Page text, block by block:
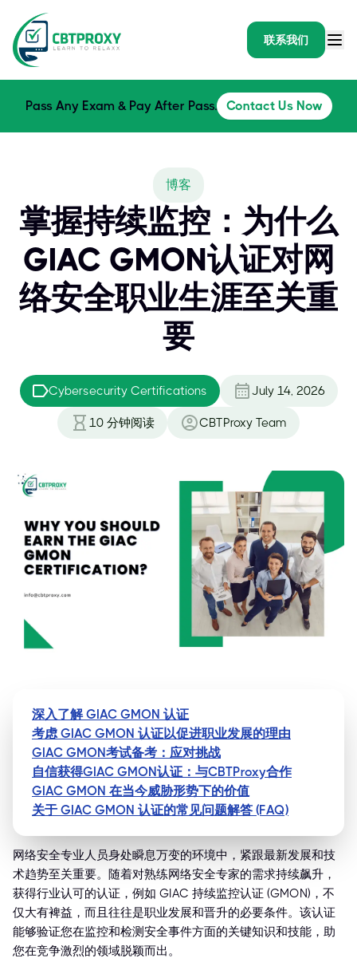
联系我们
Pass Any Exam & Pay After Pass. Contact Us Now
博客
掌握持续监控：为什么
GIAC GMON认证对网
络安全职业生涯至关重
要
Cybersecurity Certifications July 14, 2026
10 分钟阅读 CBTProxy Team
深入了解 GIAC GMON 认证
考虑 GIAC GMON 认证以促进职业发展的理由
GIAC GMON考试备考：应对挑战
自信获得GIAC GMON认证：与CBTProxy合作
GIAC GMON 在当今威胁形势下的价值
关于 GIAC GMON 认证的常见问题解答 (FAQ)
网络安全专业人员身处瞬息万变的环境中，紧跟最新发展和技
术趋势至关重要。随着对熟练网络安全专家的需求持续飙升，
获得行业认可的认证，例如 GIAC 持续监控认证 (GMON)，不
仅大有裨益，而且往往是职业发展和晋升的必要条件。该认证
能够验证您在监控和检测安全事件方面的关键知识和技能，助
您在竞争激烈的领域脱颖而出。